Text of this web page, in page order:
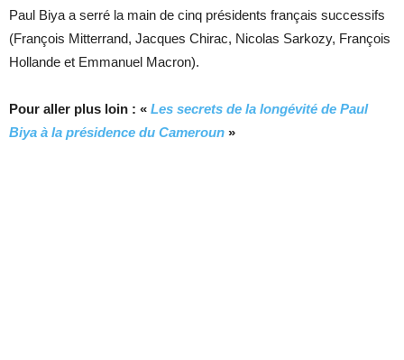
Paul Biya a serré la main de cinq présidents français successifs
(François Mitterrand, Jacques Chirac, Nicolas Sarkozy, François
Hollande et Emmanuel Macron).
Pour aller plus loin : « Les secrets de la longévité de Paul
Biya à la présidence du Cameroun »